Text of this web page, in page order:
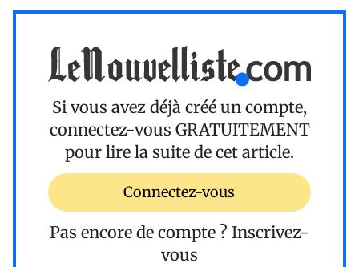
Si vous avez déjà créé un compte,
connectez-vous GRATUITEMENT
pour lire la suite de cet article.
Connectez-vous
Pas encore de compte ? Inscrivez-
vous